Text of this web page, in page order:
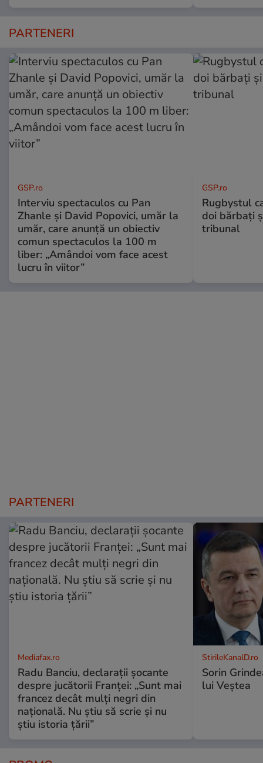
PARTENERI
GSP.ro
Interviu spectaculos cu Pan
Zhanle și David Popovici, umăr la
umăr, care anunță un obiectiv
comun spectaculos la 100 m
liber: „Amândoi vom face acest
lucru în viitor”
GSP.ro
Rugbystul
doi bărbați
tribunal
PARTENERI
Mediafax.ro
Radu Banciu, declarații șocante
despre jucătorii Franței: „Sunt mai
francez decât mulți negri din
națională. Nu știu să scrie și nu
știu istoria țării”
StirileKanalD.ro
Sorin
lui Veștea